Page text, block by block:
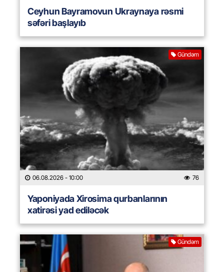
Ceyhun Bayramovun Ukraynaya rəsmi
səfəri başlayıb
Gündəm
06.08.2026 - 10:00 76
Yaponiyada Xirosima qurbanlarının
xatirəsi yad ediləcək
Gündəm